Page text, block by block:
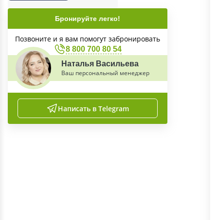
Бронируйте легко!
Позвоните и я вам помогут забронировать
8 800 700 80 54
Наталья Васильева
Ваш персональный менеджер
Написать в Telegram